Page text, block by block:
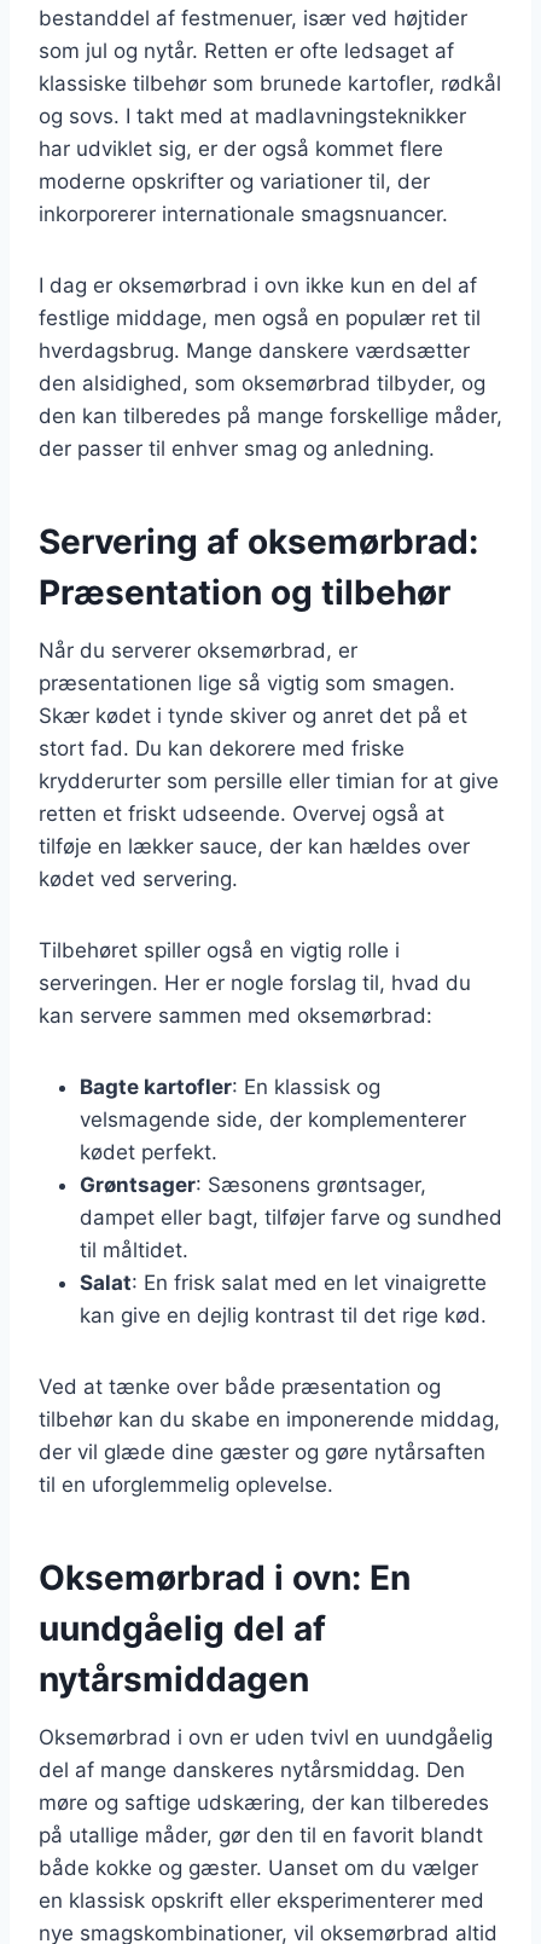
bestanddel af festmenuer, især ved højtider
som jul og nytår. Retten er ofte ledsaget af
klassiske tilbehør som brunede kartofler, rødkål
og sovs. I takt med at madlavningsteknikker
har udviklet sig, er der også kommet flere
moderne opskrifter og variationer til, der
inkorporerer internationale smagsnuancer.
I dag er oksemørbrad i ovn ikke kun en del af
festlige middage, men også en populær ret til
hverdagsbrug. Mange danskere værdsætter
den alsidighed, som oksemørbrad tilbyder, og
den kan tilberedes på mange forskellige måder,
der passer til enhver smag og anledning.
Servering af oksemørbrad:
Præsentation og tilbehør
Når du serverer oksemørbrad, er
præsentationen lige så vigtig som smagen.
Skær kødet i tynde skiver og anret det på et
stort fad. Du kan dekorere med friske
krydderurter som persille eller timian for at give
retten et friskt udseende. Overvej også at
tilføje en lækker sauce, der kan hældes over
kødet ved servering.
Tilbehøret spiller også en vigtig rolle i
serveringen. Her er nogle forslag til, hvad du
kan servere sammen med oksemørbrad:
Bagte kartofler: En klassisk og
velsmagende side, der komplementerer
kødet perfekt.
Grøntsager: Sæsonens grøntsager,
dampet eller bagt, tilføjer farve og sundhed
til måltidet.
Salat: En frisk salat med en let vinaigrette
kan give en dejlig kontrast til det rige kød.
Ved at tænke over både præsentation og
tilbehør kan du skabe en imponerende middag,
der vil glæde dine gæster og gøre nytårsaften
til en uforglemmelig oplevelse.
Oksemørbrad i ovn: En
uundgåelig del af
nytårsmiddagen
Oksemørbrad i ovn er uden tvivl en uundgåelig
del af mange danskeres nytårsmiddag. Den
møre og saftige udskæring, der kan tilberedes
på utallige måder, gør den til en favorit blandt
både kokke og gæster. Uanset om du vælger
en klassisk opskrift eller eksperimenterer med
nye smagskombinationer, vil oksemørbrad altid